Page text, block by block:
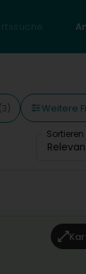
(3) Weitere